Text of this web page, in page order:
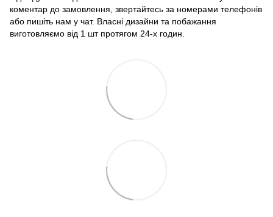
коментар до замовлення, звертайтесь за номерами телефонів
або пишіть нам у чат. Власні дизайни та побажання
виготовляємо від 1 шт протягом 24-х годин.